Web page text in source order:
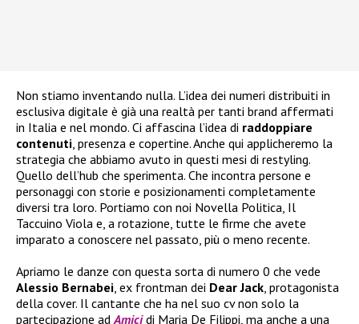
Non stiamo inventando nulla. L’idea dei numeri distribuiti in
esclusiva digitale è già una realtà per tanti brand affermati
in Italia e nel mondo. Ci affascina l’idea di raddoppiare
contenuti , presenza e copertine. Anche qui applicheremo la
strategia che abbiamo avuto in questi mesi di restyling.
Quello dell’hub che sperimenta. Che incontra persone e
personaggi con storie e posizionamenti completamente
diversi tra loro. Portiamo con noi Novella Politica, Il
Taccuino Viola e, a rotazione, tutte le firme che avete
imparato a conoscere nel passato, più o meno recente.
Apriamo le danze con questa sorta di numero 0 che vede
Alessio Bernabei , ex frontman dei Dear Jack , protagonista
della cover. Il cantante che ha nel suo cv non solo la
partecipazione ad Amici di Maria De Filippi, ma anche a una